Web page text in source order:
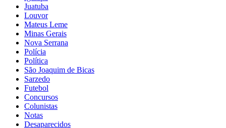
Juatuba
Louvor
Mateus Leme
Minas Gerais
Nova Serrana
Polícia
Política
São Joaquim de Bicas
Sarzedo
Futebol
Concursos
Colunistas
Notas
Desaparecidos